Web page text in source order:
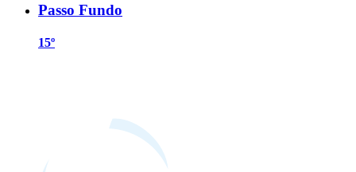
Passo Fundo
15º